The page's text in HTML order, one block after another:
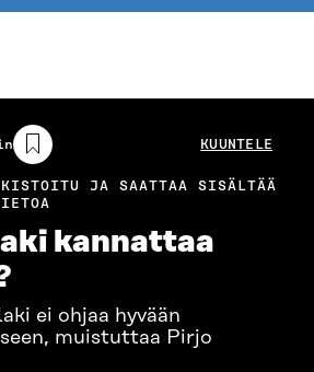
KUUNTELE
JA SAATTAA SISÄLTÄÄ
kannattaa
ei ohjaa hyvään
muistuttaa Pirjo